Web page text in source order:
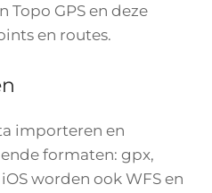
Topo GPS en deze
en routes.
importeren en
formaten: gpx,
worden ook WFS en